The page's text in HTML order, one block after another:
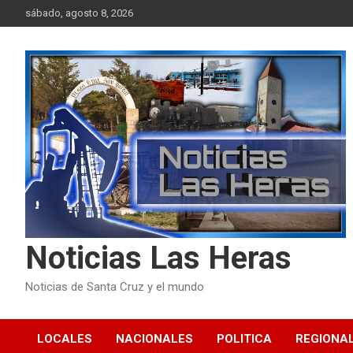
to
sábado, agosto 8, 2026
Noticias Las Heras
Noticias de Santa Cruz y el mundo
LOCALES NACIONALES POLITICA